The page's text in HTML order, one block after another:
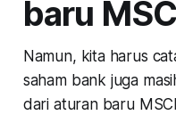
baru
Namun, kita harus
saham bank juga
dari aturan baru